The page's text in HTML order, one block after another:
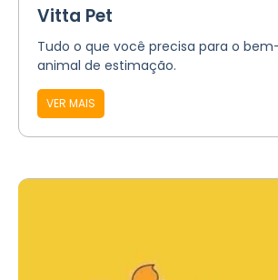
Vitta Pet
Tudo o que você precisa para o
animal de estimação.
VER MAIS